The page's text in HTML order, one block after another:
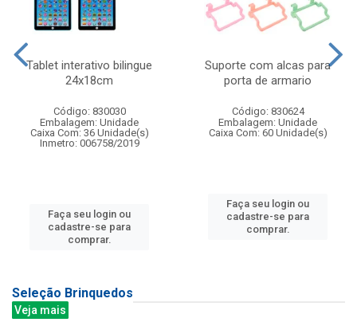
Tablet interativo bilingue
24x18cm
Código: 830030
Embalagem: Unidade
Caixa Com: 36 Unidade(s)
Inmetro: 006758/2019
Faça seu login ou
cadastre-se para
comprar.
Suporte com alcas para
porta de armario
Código: 830624
Embalagem: Unidade
Caixa Com: 60 Unidade(s)
Faça seu login ou
cadastre-se para
comprar.
Seleção Brinquedos
Veja mais